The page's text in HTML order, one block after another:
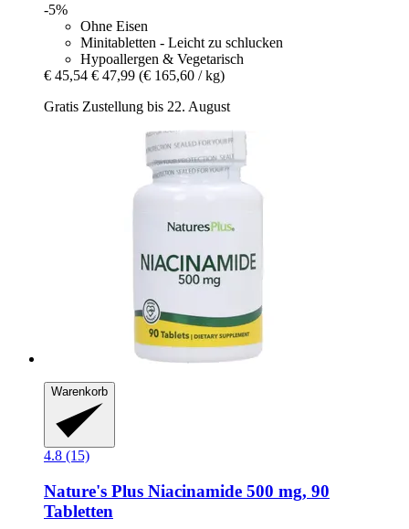
-5%
Ohne Eisen
Minitabletten - Leicht zu schlucken
Hypoallergen & Vegetarisch
€ 45,54 € 47,99 (€ 165,60 / kg)
Gratis Zustellung bis 22. August
Warenkorb
4.8 (15)
Nature's Plus Niacinamide 500 mg, 90
Tabletten